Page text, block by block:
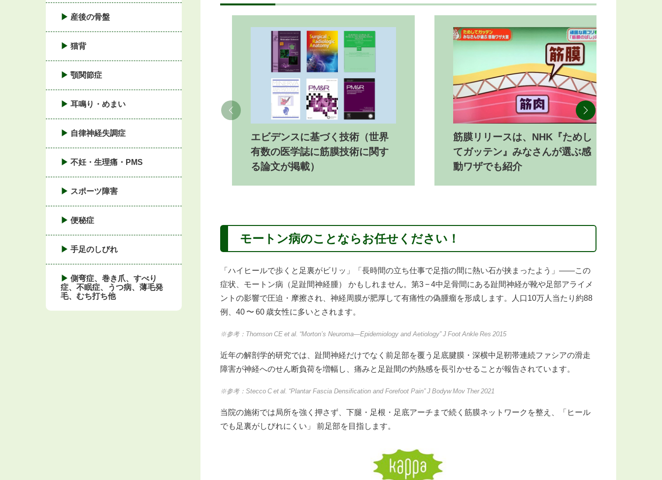
エビデンスに基づく技術（世界
有数の医学誌に筋膜技術に関す
る論文が掲載）
筋膜リリースは、NHK『ためし
てガッテン』みなさんが選ぶ感
動ワザでも紹介
モートン病のことならお任せください！
「ハイヒールで歩くと足裏がビリッ」「長時間の立ち仕事で足指の間に熱い石が挟まったよう」――この
症状、モートン病（足趾間神経腫） かもしれません。第3 − 4中足骨間にある趾間神経が靴や足部アライメ
ントの影響で圧迫・摩擦され、神経周膜が肥厚して有痛性の偽腫瘤を形成します。人口10万人当たり約88
例、40 〜 60 歳女性に多いとされます。
※参考：Thomson CE et al. “Morton’s Neuroma—Epidemiology and Aetiology” J Foot Ankle Res 2015
近年の解剖学的研究では、趾間神経だけでなく前足部を覆う足底腱膜・深横中足靭帯連続ファシアの滑走
障害が神経へのせん断負荷を増幅し、痛みと足趾間の灼熱感を長引かせることが報告されています。
※参考：Stecco C et al. “Plantar Fascia Densification and Forefoot Pain” J Bodyw Mov Ther 2021
当院の施術では局所を強く押さず、下腿・足根・足底アーチまで続く筋膜ネットワークを整え、「ヒール
でも足裏がしびれにくい」 前足部を目指します。
産後の骨盤
猫背
顎関節症
耳鳴り・めまい
自律神経失調症
不妊・生理痛・PMS
スポーツ障害
便秘症
手足のしびれ
側弯症、巻き爪、すべり
症、不眠症、うつ病、薄毛発
毛、むち打ち他